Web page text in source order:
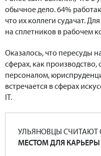
обычное дело. 64%
что их коллеги судачат.
на сплетников в рабочем
Оказалось, что пересуды
сферах, как производство,
персоналом,
встречается в сферах
IT.
УЛЬЯНОВЦЫ СЧИТАЮТ
МЕСТОМ ДЛЯ КАРЬЕРЫ